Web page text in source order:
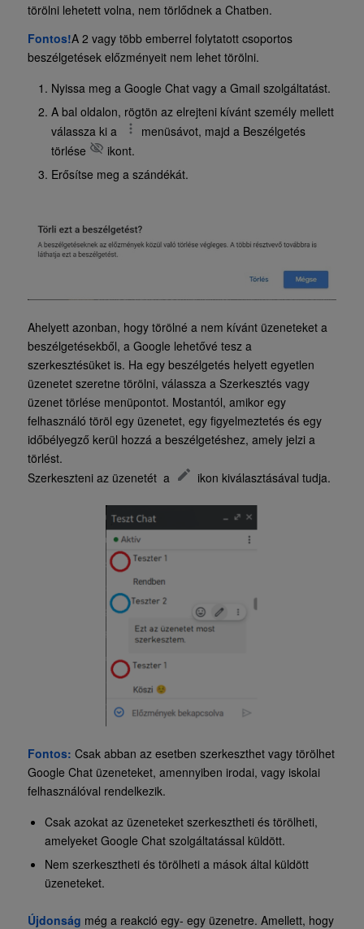
törölni lehetett volna, nem törlődnek a Chatben.
Fontos!A 2 vagy több emberrel folytatott csoportos
beszélgetések előzményeit nem lehet törölni.
Nyissa meg a Google Chat vagy a Gmail szolgáltatást.
A bal oldalon, rögtön az elrejteni kívánt személy mellett
válassza ki a
menüsávot, majd a Beszélgetés
törlése
ikont.
Erősítse meg a szándékát.
Ahelyett azonban, hogy törölné a nem kívánt üzeneteket a
beszélgetésekből, a Google lehetővé tesz a
szerkesztésüket is. Ha egy beszélgetés helyett egyetlen
üzenetet szeretne törölni, válassza a Szerkesztés vagy
üzenet törlése menüpontot. Mostantól, amikor egy
felhasználó töröl egy üzenetet, egy figyelmeztetés és egy
időbélyegző kerül hozzá a beszélgetéshez, amely jelzi a
törlést.
Szerkeszteni az üzenetét a
ikon kiválasztásával tudja.
Fontos: Csak abban az esetben szerkeszthet vagy törölhet
Google Chat üzeneteket, amennyiben irodai, vagy iskolai
felhasználóval rendelkezik.
Csak azokat az üzeneteket szerkesztheti és törölheti,
amelyeket Google Chat szolgáltatással küldött.
Nem szerkesztheti és törölheti a mások által küldött
üzeneteket.
Újdonság még a reakció egy- egy üzenetre. Amellett, hogy